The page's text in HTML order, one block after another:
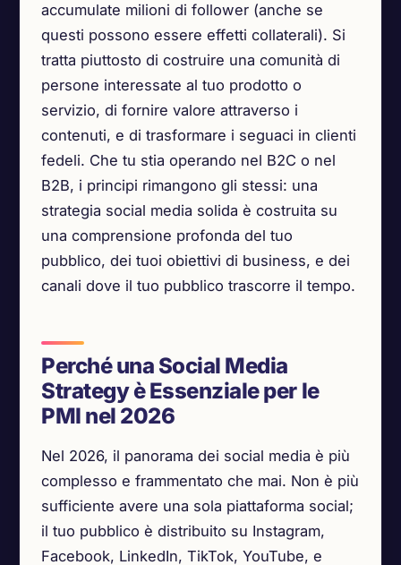
accumulate milioni di follower (anche se
questi possono essere effetti collaterali). Si
tratta piuttosto di costruire una comunità di
persone interessate al tuo prodotto o
servizio, di fornire valore attraverso i
contenuti, e di trasformare i seguaci in clienti
fedeli. Che tu stia operando nel B2C o nel
B2B, i principi rimangono gli stessi: una
strategia social media solida è costruita su
una comprensione profonda del tuo
pubblico, dei tuoi obiettivi di business, e dei
canali dove il tuo pubblico trascorre il tempo.
Perché una Social Media
Strategy è Essenziale per le
PMI nel 2026
Nel 2026, il panorama dei social media è più
complesso e frammentato che mai. Non è più
sufficiente avere una sola piattaforma social;
il tuo pubblico è distribuito su Instagram,
Facebook, LinkedIn, TikTok, YouTube, e